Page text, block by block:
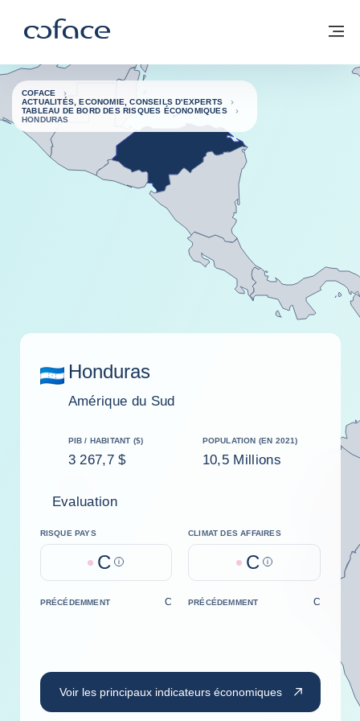
Coface, for Trade - Page d'accueil Groupe Coface
Retour à la page d'accueil
COFACE
ACTUALITÉS, ECONOMIE, CONSEILS D'EXPERTS
TABLEAU DE BORD DES RISQUES ÉCONOMIQUES
HONDURAS
Honduras
Amérique du Sud
PIB / HABITANT ($)
3 267,7 $
POPULATION (EN 2021)
10,5 Millions
Evaluation
RISQUE PAYS
C Help
CLIMAT DES AFFAIRES
C Help
PRÉCÉDEMMENT C PRÉCÉDEMMENT C
Voir les principaux indicateurs économiques